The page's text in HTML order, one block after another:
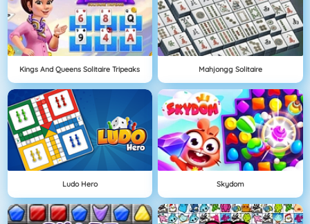
Kings And Queens Solitaire Tripeaks Mahjongg Solitaire
Ludo Hero Skydom